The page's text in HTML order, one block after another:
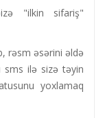
"ilkin sifariş"
rəsm əsərini əldə
sms ilə sizə təyin
yoxlamaq